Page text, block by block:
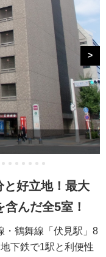
>
と好立地！最大
んだ全5室！
・鶴舞線「伏見駅」8
下鉄で1駅と利便性